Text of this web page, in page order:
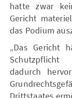
hatte zwar
Gericht
das Podium
„Das Gericht
Schutzpflicht
dadurch